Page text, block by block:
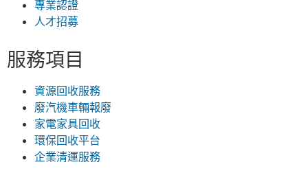
專業認證
人才招募
服務項目
資源回收服務
廢汽機車輛報廢
家電家具回收
環保回收平台
企業清運服務